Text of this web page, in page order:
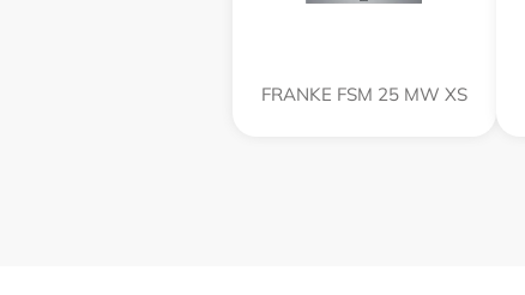
FRANKE FSM 25 MW XS